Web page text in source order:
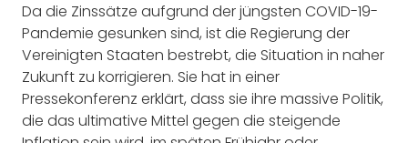
Da die Zinssätze aufgrund der jüngsten COVID-19-
Pandemie gesunken sind, ist die Regierung der
Vereinigten Staaten bestrebt, die Situation in naher
Zukunft zu korrigieren. Sie hat in einer
Pressekonferenz erklärt, dass sie ihre massive Politik,
die das ultimative Mittel gegen die steigende